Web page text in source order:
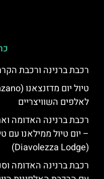
רכבת ברנינה ורכבת
לאלפים השוויצריים
רכבת ברנינה האדומה
– יום טיול ממילאנו עם
(Diavolezza Lodge)
רכבת ברנינה האדומה